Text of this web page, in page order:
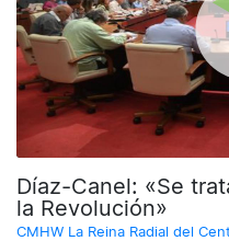
Díaz-Canel: «Se
la Revolución»
CMHW La Reina Radial del